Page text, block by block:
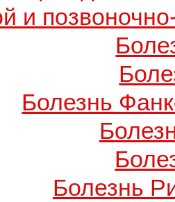
и
Болезнь
Болезнь